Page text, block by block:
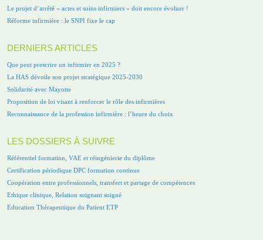
Le projet d’arrêté « actes et soins infirmiers » doit encore évoluer !
Réforme infirmière : le SNPI fixe le cap
DERNIERS ARTICLES
Que peut prescrire un infirmier en 2025 ?
La HAS dévoile son projet stratégique 2025-2030
Solidarité avec Mayotte
Proposition de loi visant à renforcer le rôle des infirmières
Reconnaissance de la profession infirmière : l’heure du choix
LES DOSSIERS À SUIVRE
Référentiel formation, VAE et réingénierie du diplôme
Certification périodique DPC formation continue
Coopération entre professionnels, transfert et partage de compétences
Ethique clinique, Relation soignant soigné
Education Thérapeutique du Patient ETP